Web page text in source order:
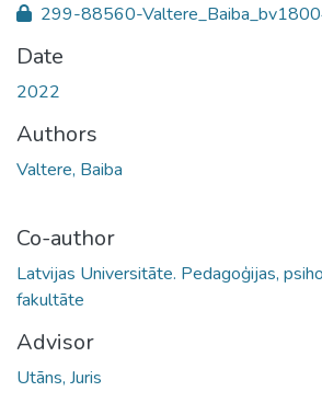
299-88560-
Date
2022
Authors
Valtere, Baiba
Co-author
Latvijas Universitāte. Pedagoģijas,
fakultāte
Advisor
Utāns, Juris